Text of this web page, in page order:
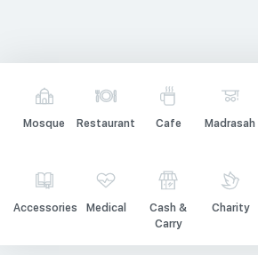
Mosque Restaurant Cafe Madrasah
Accessories Medical
Cash &
Carry
Charity